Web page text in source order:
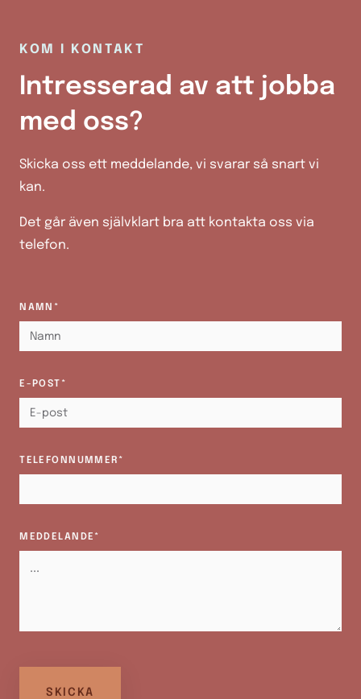
KOM I KONTAKT
Intresserad av att jobba
med oss?
Skicka oss ett meddelande, vi svarar så snart vi
kan.
Det går även självklart bra att kontakta oss via
telefon.
NAMN*
E-POST*
TELEFONNUMMER*
MEDDELANDE*